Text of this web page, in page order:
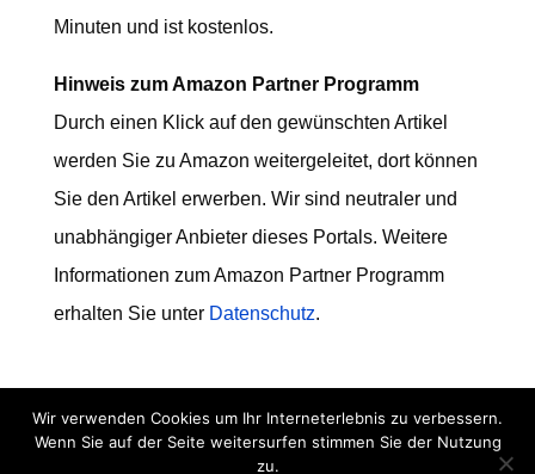
Minuten und ist kostenlos.
Hinweis zum Amazon Partner Programm
Durch einen Klick auf den gewünschten Artikel
werden Sie zu Amazon weitergeleitet, dort können
Sie den Artikel erwerben. Wir sind neutraler und
unabhängiger Anbieter dieses Portals. Weitere
Informationen zum Amazon Partner Programm
erhalten Sie unter Datenschutz.
Datenschutz
Wir verwenden Cookies um Ihr Interneterlebnis zu verbessern.
Wenn Sie auf der Seite weitersurfen stimmen Sie der Nutzung
zu.